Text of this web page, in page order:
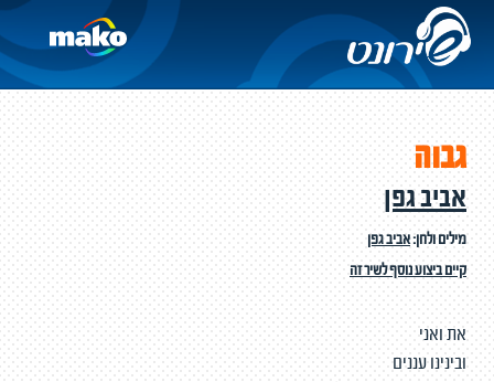
גבוה
אביב גפן
מילים ולחן:אביב גפן
קיים ביצוע נוסף לשיר זה
את ואני
ובינינו עננים